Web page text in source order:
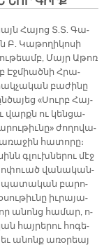
Հա­յոց Տ.Տ. Գա­
Բ. Կա­թո­ղի­կո­սի
Մայր Ա­թոռ
Էջ­միած­նի Հրա­
բա­ժի­նը
«Սուրբ Հայ­
վարքն ու կեն­ցա­
ժո­ղո­վա­
ա­ռա­ջին հա­տո­րը։
գլուխ­նե­րու մէջ
վա­նա­կան-
բա­րո­
իւ­րա­յա­
ա­նոնց հա­մար, ո­
հայ­րե­րու հո­գե­
ա­նոնք ա­ռօ­րեայ